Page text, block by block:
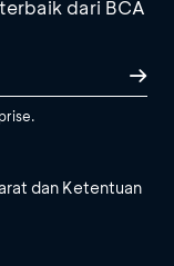
dari BCA
dan Ketentuan